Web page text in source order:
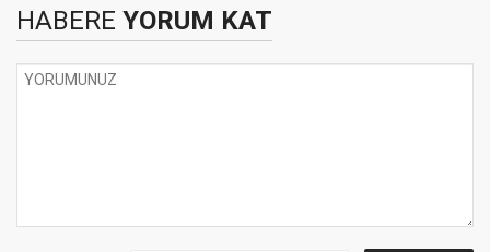
HABERE YORUM KAT